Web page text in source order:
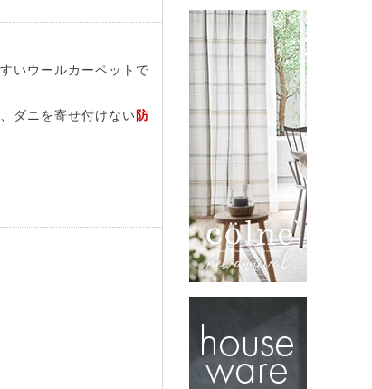
いウールカーペットで
、ダニを寄せ付けない防